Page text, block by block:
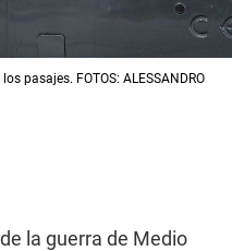
pasajes. FOTOS: ALESSANDRO
la guerra de Medio